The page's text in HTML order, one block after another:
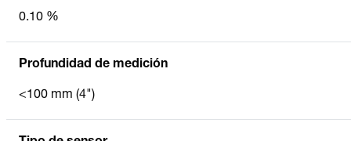
0.10 %
Profundidad de medición
<100 mm (4")